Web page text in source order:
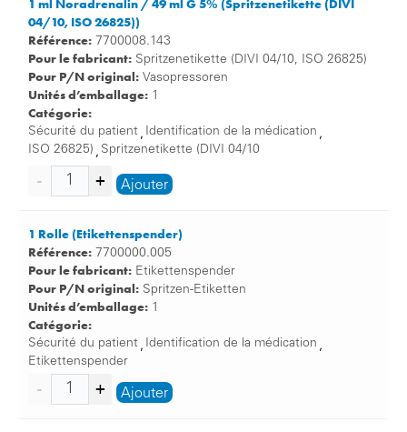
1 ml Noradrenalin / 49 ml G 5% (Spritzenetikette (DIVI
04/10, ISO 26825))
Référence: 7700008.143
Pour le fabricant: Spritzenetikette (DIVI 04/10, ISO 26825)
Pour P/N original: Vasopressoren
Unités d’emballage: 1
Catégorie:
Sécurité du patient , Identification de la médication ,
ISO 26825) , Spritzenetikette (DIVI 04/10
Ajouter
1 Rolle (Etikettenspender)
Référence: 7700000.005
Pour le fabricant: Etikettenspender
Pour P/N original: Spritzen-Etiketten
Unités d’emballage: 1
Catégorie:
Sécurité du patient , Identification de la médication ,
Etikettenspender
Ajouter